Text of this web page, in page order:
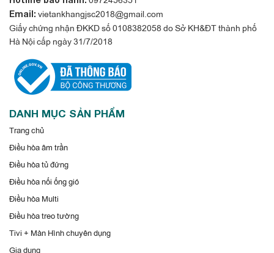
Email: vietankhangjsc2018@gmail.com
Giấy chứng nhận ĐKKD số 0108382058 do Sở KH&ĐT thành phố
Hà Nội cấp ngày 31/7/2018
DANH MỤC SẢN PHẨM
Trang chủ
Điều hòa âm trần
Điều hòa tủ đứng
Điều hòa nối ống gió
Điều hòa Multi
Điều hòa treo tường
Tivi + Màn Hình chuyên dụng
Gia dụng